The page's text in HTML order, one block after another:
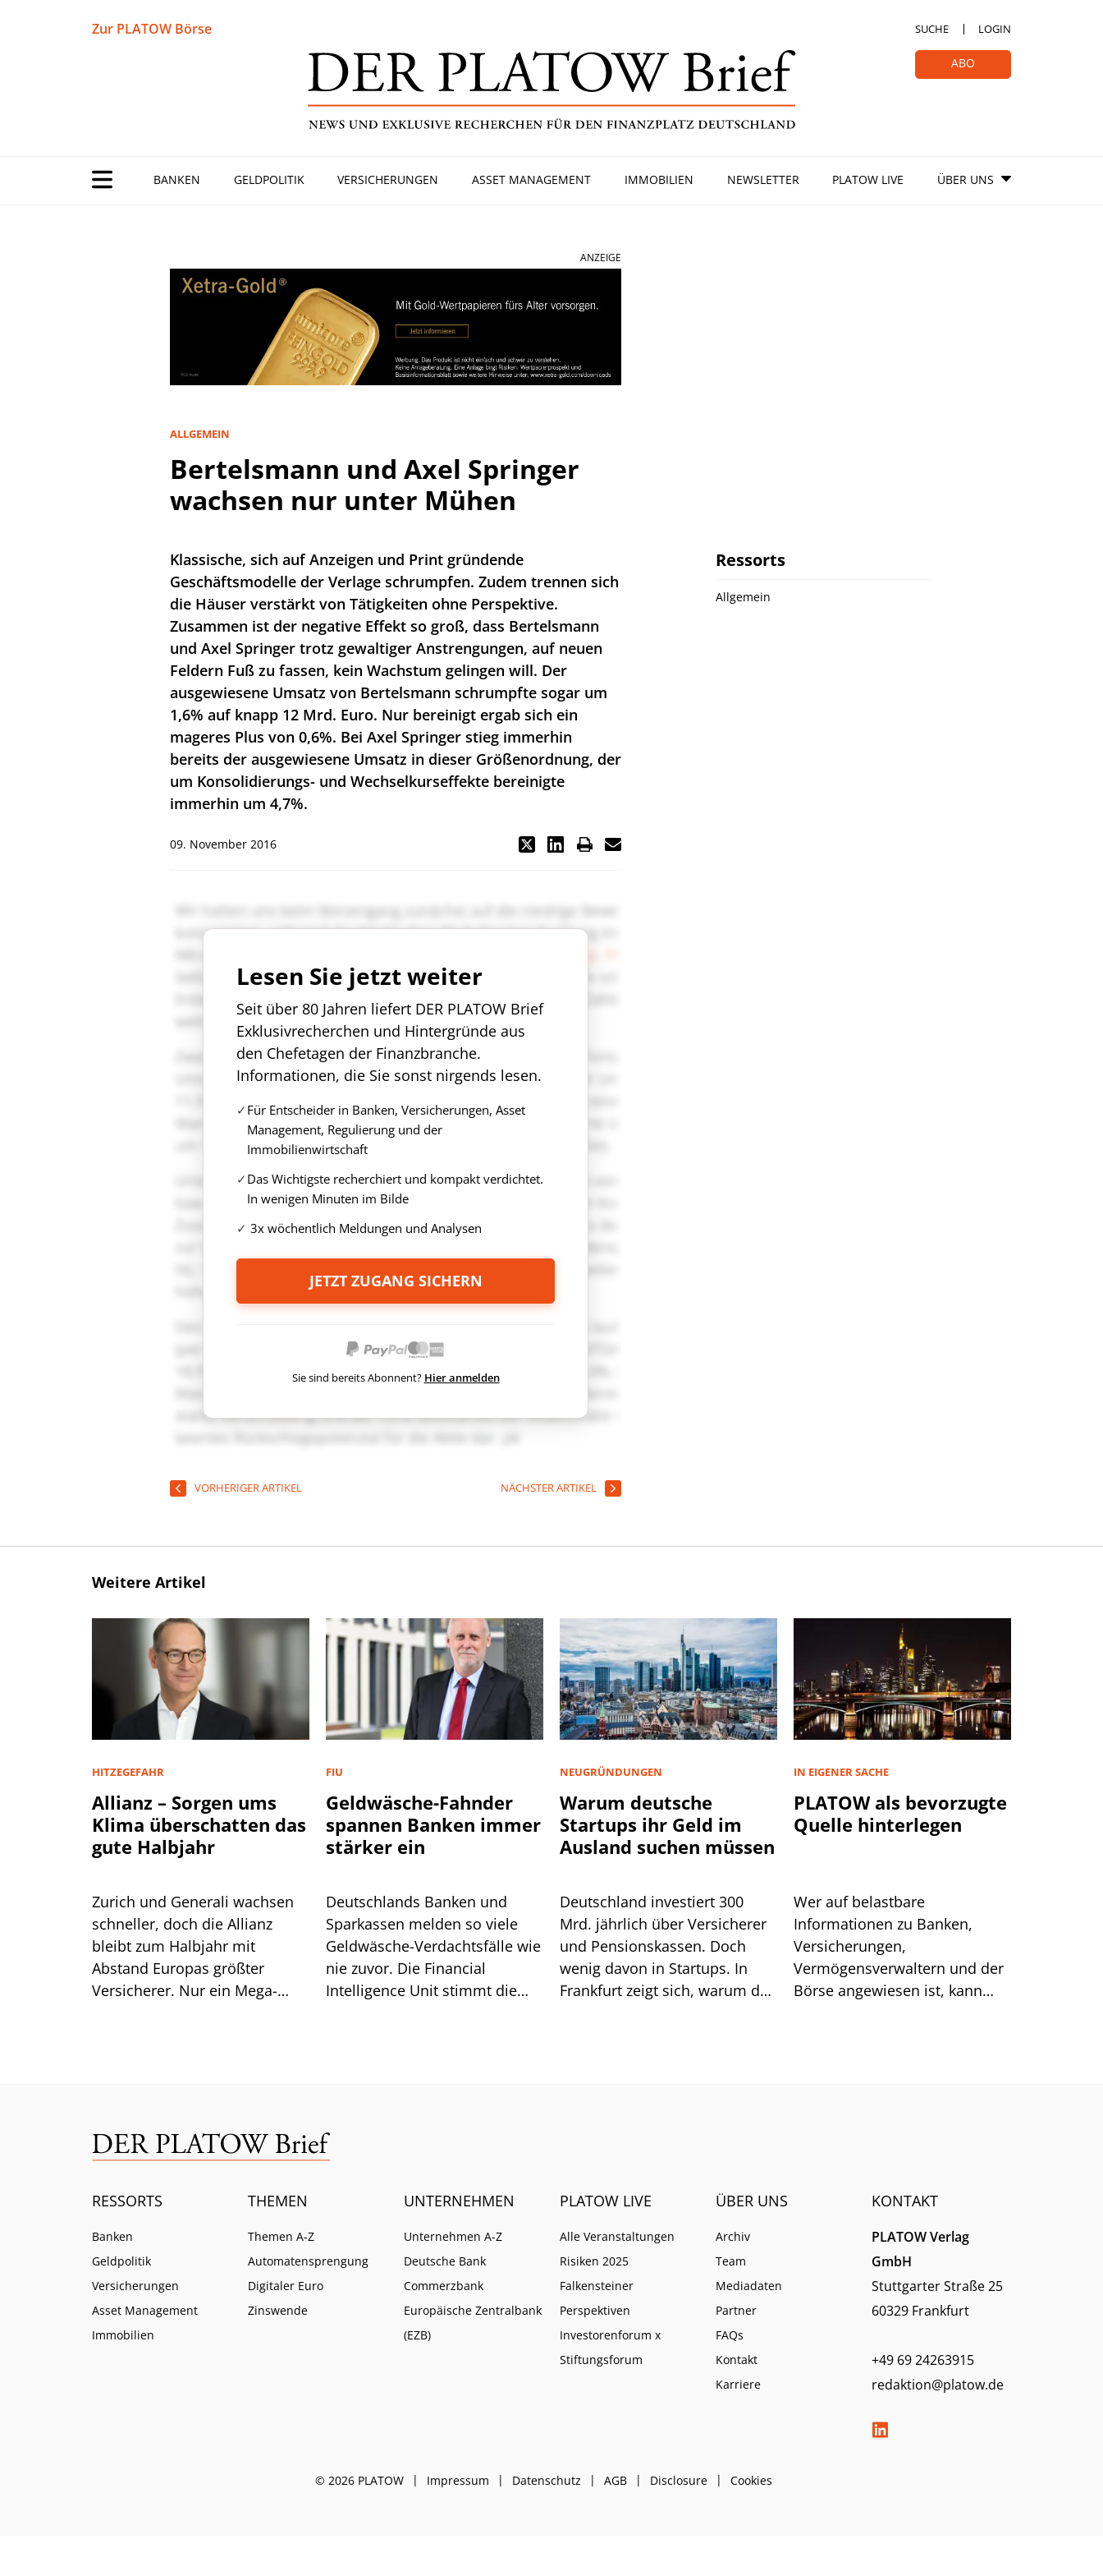
Zur PLATOW Börse SUCHE LOGIN
ABO
BANKEN GELDPOLITIK VERSICHERUNGEN ASSET MANAGEMENT IMMOBILIEN NEWSLETTER PLATOW LIVE ÜBER UNS
ANZEIGE
ALLGEMEIN
Bertelsmann und Axel Springer
wachsen nur unter Mühen
Klassische, sich auf Anzeigen und Print gründende
Geschäftsmodelle der Verlage schrumpfen. Zudem trennen sich
die Häuser verstärkt von Tätigkeiten ohne Perspektive.
Zusammen ist der negative Effekt so groß, dass Bertelsmann
und Axel Springer trotz gewaltiger Anstrengungen, auf neuen
Feldern Fuß zu fassen, kein Wachstum gelingen will. Der
ausgewiesene Umsatz von Bertelsmann schrumpfte sogar um
1,6% auf knapp 12 Mrd. Euro. Nur bereinigt ergab sich ein
mageres Plus von 0,6%. Bei Axel Springer stieg immerhin
bereits der ausgewiesene Umsatz in dieser Größenordnung, der
um Konsolidierungs- und Wechselkurseffekte bereinigte
immerhin um 4,7%.
09. November 2016
Lesen Sie jetzt weiter
Seit über 80 Jahren liefert DER PLATOW Brief
Exklusivrecherchen und Hintergründe aus
den Chefetagen der Finanzbranche.
Informationen, die Sie sonst nirgends lesen.
Für Entscheider in Banken, Versicherungen, Asset
Management, Regulierung und der
Immobilienwirtschaft
Das Wichtigste recherchiert und kompakt verdichtet.
In wenigen Minuten im Bilde
3x wöchentlich Meldungen und Analysen
JETZT ZUGANG SICHERN
Sie sind bereits Abonnent? Hier anmelden
VORHERIGER ARTIKEL NÄCHSTER ARTIKEL
Ressorts
Allgemein
Weitere Artikel
HITZEGEFAHR
Allianz – Sorgen ums
Klima überschatten das
gute Halbjahr
Zurich und Generali wachsen
schneller, doch die Allianz
bleibt zum Halbjahr mit
Abstand Europas größter
Versicherer. Nur ein Mega-
FIU
Geldwäsche-Fahnder
spannen Banken immer
stärker ein
Deutschlands Banken und
Sparkassen melden so viele
Geldwäsche-Verdachtsfälle wie
nie zuvor. Die Financial
Intelligence Unit stimmt die
NEUGRÜNDUNGEN
Warum deutsche
Startups ihr Geld im
Ausland suchen müssen
Deutschland investiert 300
Mrd. jährlich über Versicherer
und Pensionskassen. Doch
wenig davon in Startups. In
Frankfurt zeigt sich, warum das
IN EIGENER SACHE
PLATOW als bevorzugte
Quelle hinterlegen
Wer auf belastbare
Informationen zu Banken,
Versicherungen,
Vermögensverwaltern und der
Börse angewiesen ist, kann
RESSORTS
Banken
Geldpolitik
Versicherungen
Asset Management
Immobilien
THEMEN
Themen A-Z
Automatensprengung
Digitaler Euro
Zinswende
UNTERNEHMEN
Unternehmen A-Z
Deutsche Bank
Commerzbank
Europäische Zentralbank
(EZB)
PLATOW LIVE
Alle Veranstaltungen
Risiken 2025
Falkensteiner
Perspektiven
Investorenforum x
Stiftungsforum
ÜBER UNS
Archiv
Team
Mediadaten
Partner
FAQs
Kontakt
Karriere
KONTAKT
PLATOW Verlag
GmbH
Stuttgarter Straße 25
60329 Frankfurt
+49 69 24263915
redaktion@platow.de
© 2026 PLATOW Impressum Datenschutz AGB Disclosure Cookies